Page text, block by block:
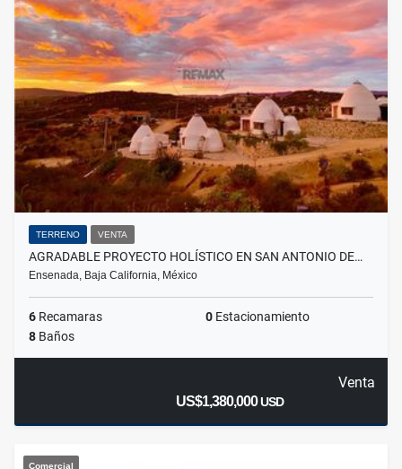
TERRENO VENTA
AGRADABLE PROYECTO HOLÍSTICO EN SAN ANTONIO DE…
Ensenada, Baja California, México
6 Recamaras 0 Estacionamiento
8 Baños
Venta
US$1,380,000USD
Comercial